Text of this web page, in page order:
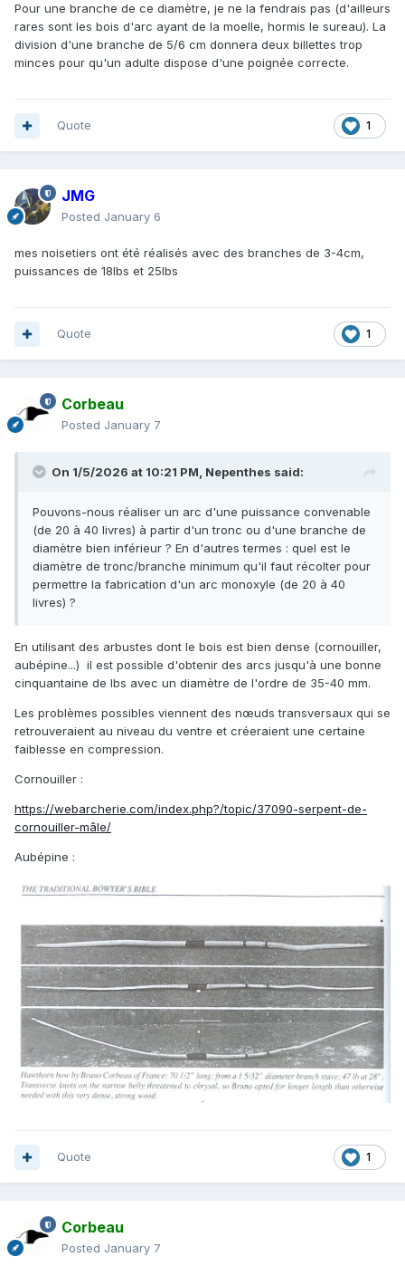
Pour une branche de ce diamètre, je ne la fendrais pas (d'ailleurs
rares sont les bois d'arc ayant de la moelle, hormis le sureau). La
division d'une branche de 5/6 cm donnera deux billettes trop
minces pour qu'un adulte dispose d'une poignée correcte.
1
Quote
JMG
Posted January 6
mes noisetiers ont été réalisés avec des branches de 3-4cm,
puissances de 18lbs et 25lbs
1
Quote
Corbeau
Posted January 7
On 1/5/2026 at 10:21 PM, Nepenthes said:
Pouvons-nous réaliser un arc d'une puissance convenable
(de 20 à 40 livres) à partir d'un tronc ou d'une branche de
diamètre bien inférieur ? En d'autres termes : quel est le
diamètre de tronc/branche minimum qu'il faut récolter pour
permettre la fabrication d'un arc monoxyle (de 20 à 40
livres) ?
En utilisant des arbustes dont le bois est bien dense (cornouiller,
aubépine...) il est possible d'obtenir des arcs jusqu'à une bonne
cinquantaine de lbs avec un diamètre de l'ordre de 35-40 mm.
Les problèmes possibles viennent des nœuds transversaux qui se
retrouveraient au niveau du ventre et créeraient une certaine
faiblesse en compression.
Cornouiller :
https://webarcherie.com/index.php?/topic/37090-serpent-de-
cornouiller-mâle/
Aubépine :
1
Quote
Corbeau
Posted January 7